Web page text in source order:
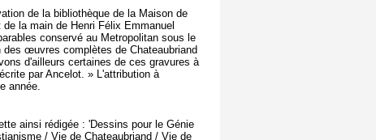
de la bibliothèque de la Maison de
la main de Henri Félix Emmanuel
conservé au Metropolitan sous le
œuvres complètes de Chateaubriand
d'ailleurs certaines de ces gravures à
par Ancelot. » L'attribution à
année.
ainsi rédigée : 'Dessins pour le Génie
/ Vie de Chateaubriand / Vie de